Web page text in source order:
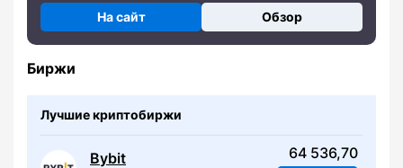
На сайт Обзор
Биржи
Лучшие криптобиржи
Bybit
64 536,70